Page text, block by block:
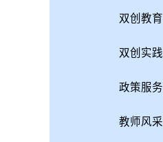
双创教育
双创实践
政策服务
教师风采